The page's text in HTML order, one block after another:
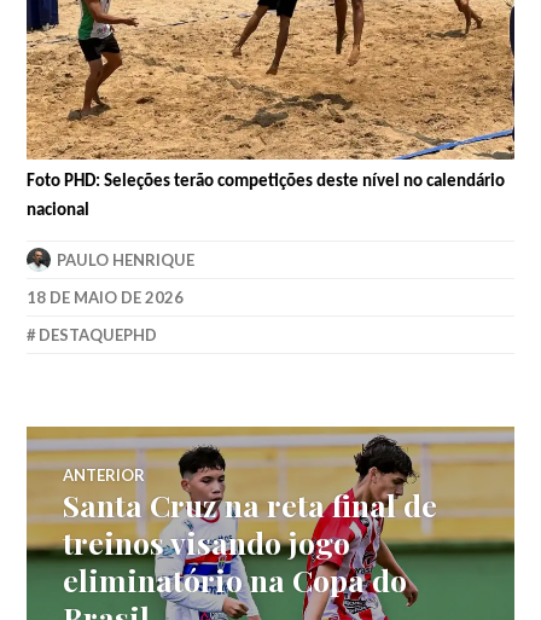
Foto PHD: Seleções terão competições deste nível no calendário
nacional
PAULO HENRIQUE
18 DE MAIO DE 2026
DESTAQUEPHD
ANTERIOR
Santa Cruz na reta final de
treinos visando jogo
eliminatório na Copa do